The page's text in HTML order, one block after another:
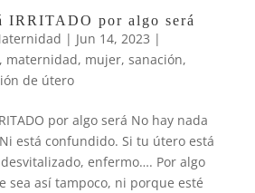
IRRITADO por algo será
| Jun 14, 2023 |
maternidad, mujer, sanación,
de útero
por algo será No hay nada
está confundido. Si tu útero está
enfermo…. Por algo
sea así tampoco, ni porque esté